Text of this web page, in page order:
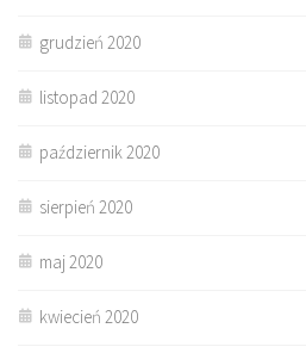
grudzień 2020
listopad 2020
październik 2020
sierpień 2020
maj 2020
kwiecień 2020